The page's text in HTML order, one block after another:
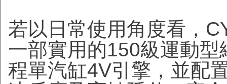
若以日常使用角度看，
一部實用的150級運動
程單汽缸4V引擎，並配